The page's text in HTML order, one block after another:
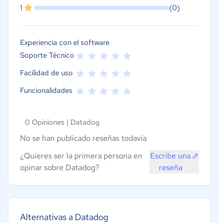
Alternativas a Datadog
1
(0)
Experiencia con el software
Soporte Técnico
Facilidad de uso
Funcionalidades
0 Opiniones | Datadog
No se han publicado reseñas todavía
¿Quieres ser la primera persona en
opinar sobre Datadog?
Escribe una
reseña